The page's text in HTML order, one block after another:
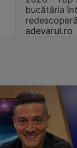
bucătăria
adevarul.ro